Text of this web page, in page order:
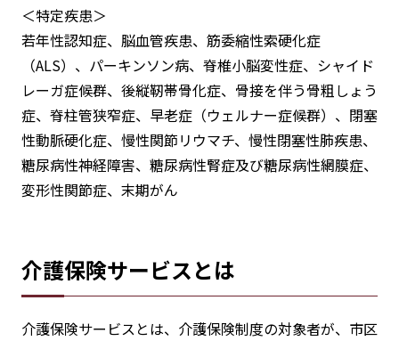
＜特定疾患＞
若年性認知症、脳血管疾患、筋委縮性索硬化症
（ALS）、パーキンソン病、脊椎小脳変性症、シャイド
レーガ症候群、後縦靭帯骨化症、骨接を伴う骨粗しょう
症、脊柱管狭窄症、早老症（ウェルナー症候群）、閉塞
性動脈硬化症、慢性関節リウマチ、慢性閉塞性肺疾患、
糖尿病性神経障害、糖尿病性腎症及び糖尿病性網膜症、
変形性関節症、末期がん
介護保険サービスとは
介護保険サービスとは、介護保険制度の対象者が、市区